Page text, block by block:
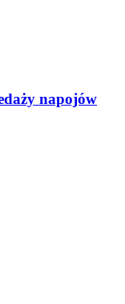
napojów